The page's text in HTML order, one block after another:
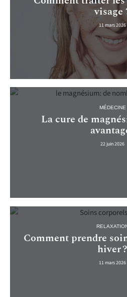
visage
11 mars 2026
MÉDECINE
La cure de
22 juin 2026
Comment prendre
hiver ?
11 mars 2026